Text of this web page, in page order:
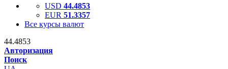
USD 44.4853
EUR 51.3357
Все курсы валют
44.4853
Авторизация
Поиск